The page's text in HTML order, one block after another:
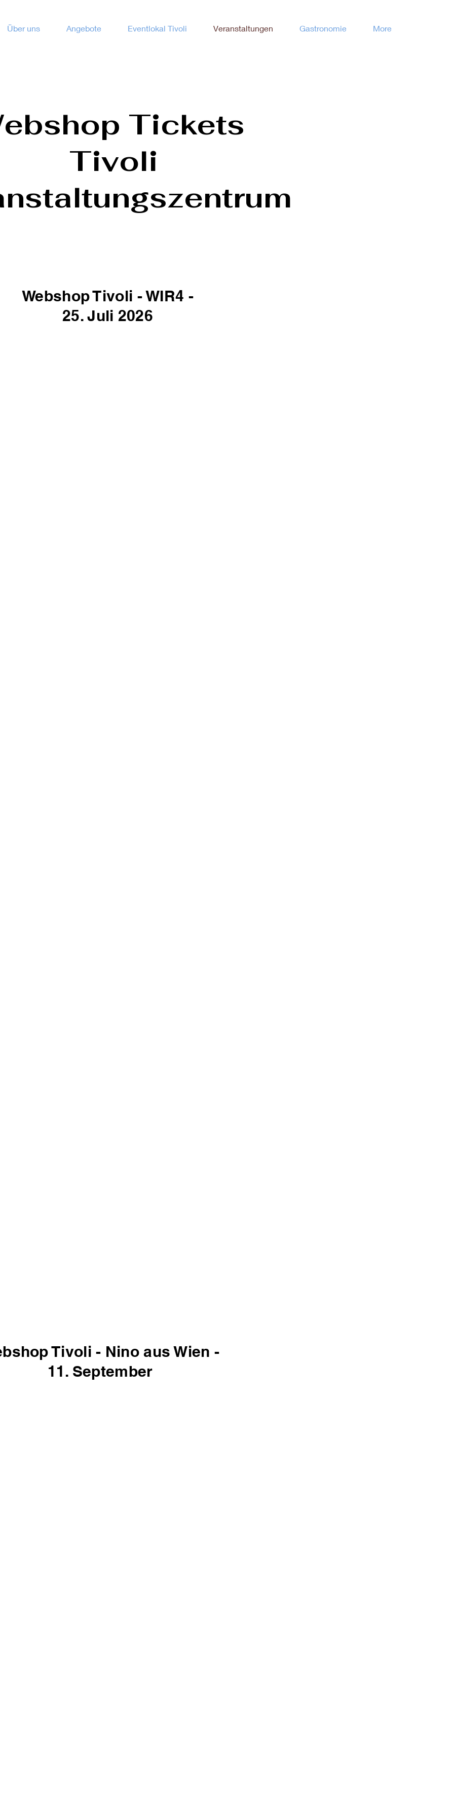
Über uns Angebote Eventlokal Tivoli Veranstaltungen Gastronomie More
Tickets
Tivoli
Webshop Tivoli - WIR4 -
25. Juli 2026
Tivoli - Nino aus Wien -
11. September